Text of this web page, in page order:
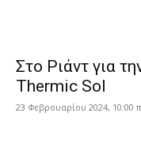
Στο Ριάντ για
Thermic Sol
23 Φεβρουαρίου 2024, 10:00